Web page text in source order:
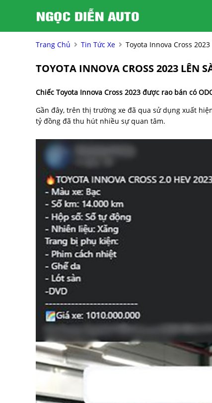
Trang Chủ Tin Tức Xe Toyota Innova Cross 2023
TOYOTA INNOVA CROSS 2023 LÊN
Chiếc Toyota Innova Cross 2023 được rao bán có
Gần đây, trên thị trường xe đã qua sử dụng xuất
tỷ đồng đã thu hút nhiều sự quan tâm.